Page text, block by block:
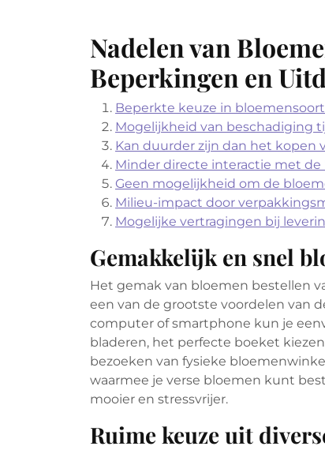
Nadelen van
Beperkingen en
Beperkte keuze in
Mogelijkheid van beschadiging
Kan duurder zijn dan het kopen
Minder directe interactie met
Geen mogelijkheid om de
Milieu-impact door
Mogelijke vertragingen bij
Gemakkelijk en snel
Het gemak van bloemen bestellen
een van de grootste voordelen van
computer of smartphone kun je
bladeren, het perfecte boeket
bezoeken van fysieke
waarmee je verse bloemen kunt
mooier en stressvrijer.
Ruime keuze uit